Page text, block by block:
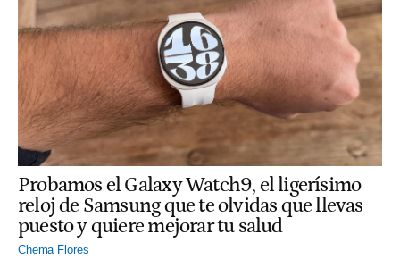
Probamos el Galaxy Watch9, el ligerísimo
reloj de Samsung que te olvidas que llevas
puesto y quiere mejorar tu salud
Chema Flores